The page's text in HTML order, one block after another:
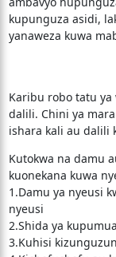
kupunguza asidi,
yanaweza kuwa
Karibu robo tatu
dalili. Chini ya
ishara kali au dalili
Kutokwa na damu
kuonekana kuwa
1.Damu ya nyeusi
nyeusi
2.Shida ya kupumua
3.Kuhisi